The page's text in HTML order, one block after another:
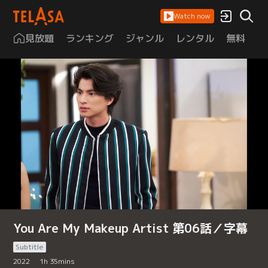
Watch now
見放題 ランキング ジャンル レンタル 無料
You Are My Makeup Artist 第06話／字幕
Subtitle
2022
1h 35mins